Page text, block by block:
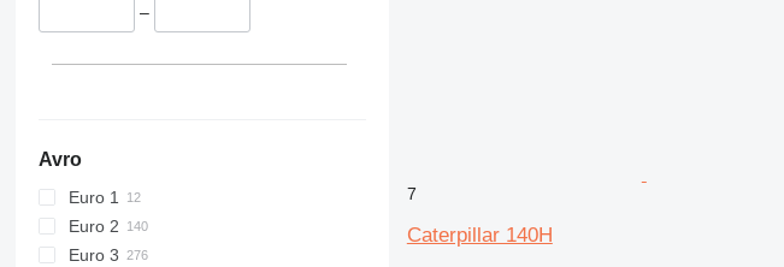
–
Avro
Euro 1
Euro 2
Euro 3
7
Caterpillar 140H